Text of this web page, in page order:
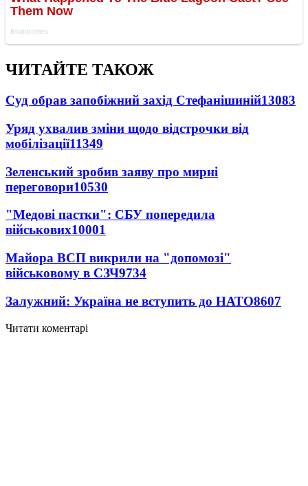
ЧИТАЙТЕ ТАКОЖ
Суд обрав запобіжний захід Стефанішиній13083
Уряд ухвалив зміни щодо відстрочки від
мобілізації11349
Зеленський зробив заяву про мирні
переговори10530
"Медові пастки": СБУ попередила
військових10001
Майора ВСП викрили на "допомозі"
військовому в СЗЧ9734
Залужний: Україна не вступить до НАТО8607
Читати коментарі